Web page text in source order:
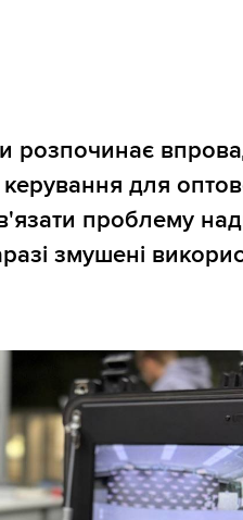
розпочинає
керування для
проблему
змушені